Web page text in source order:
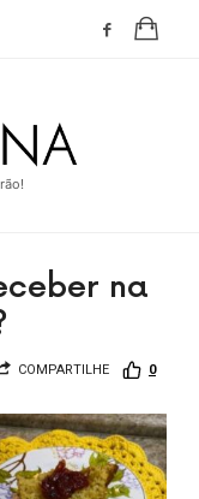
na
COMPARTILHE 0